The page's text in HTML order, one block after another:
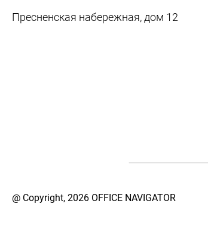
Пресненская набережная, дом 12
@ Copyright, 2026 OFFICE NAVIGATOR